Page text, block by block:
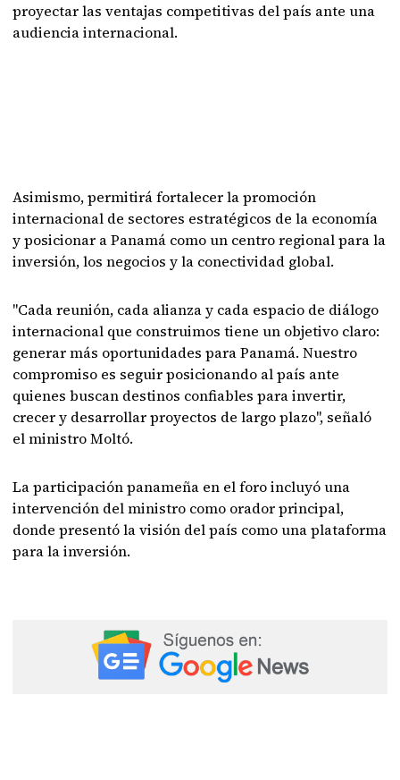
proyectar las ventajas competitivas del país ante una
audiencia internacional.
Asimismo, permitirá fortalecer la promoción
internacional de sectores estratégicos de la economía
y posicionar a Panamá como un centro regional para la
inversión, los negocios y la conectividad global.
"Cada reunión, cada alianza y cada espacio de diálogo
internacional que construimos tiene un objetivo claro:
generar más oportunidades para Panamá. Nuestro
compromiso es seguir posicionando al país ante
quienes buscan destinos confiables para invertir,
crecer y desarrollar proyectos de largo plazo", señaló
el ministro Moltó.
La participación panameña en el foro incluyó una
intervención del ministro como orador principal,
donde presentó la visión del país como una plataforma
para la inversión.